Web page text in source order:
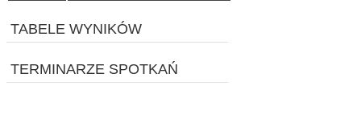
TABELE WYNIKÓW
TERMINARZE SPOTKAŃ